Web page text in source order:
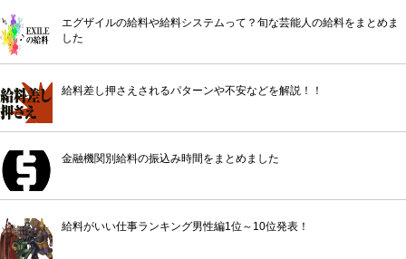
エグザイルの給料や給料システムって？旬な芸能人の給料をまとめま
した
給料差し押さえされるパターンや不安などを解説！！
金融機関別給料の振込み時間をまとめました
給料がいい仕事ランキング男性編1位～10位発表！